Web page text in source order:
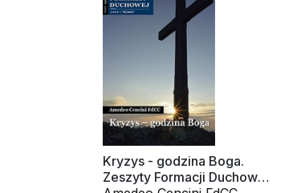
Kryzys - godzina Boga.
Zeszyty Formacji Duchowej